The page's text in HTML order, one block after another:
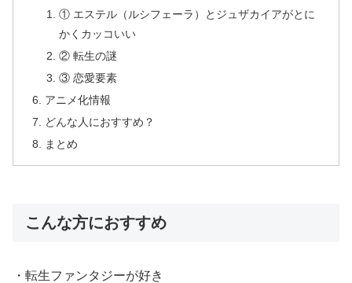
① エステル（ルシフェーラ）とジュザカイアがとに
かくカッコいい
② 転生の謎
③ 恋愛要素
アニメ化情報
どんな人におすすめ？
まとめ
こんな方におすすめ
・転生ファンタジーが好き